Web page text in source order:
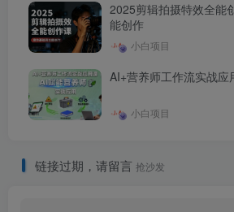
2025剪辑拍摄特效全能
能创作
小白项目
AI+营养师工作流实战
小白项目
链接过期，请留言 抢沙发